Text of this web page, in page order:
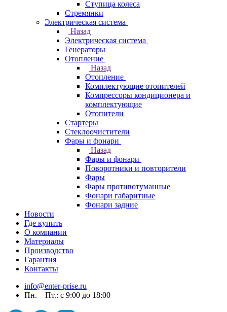
Ступица колеса
Стремянки
Электрическая система
Назад
Электрическая система
Генераторы
Отопление
Назад
Отопление
Комплектующие отопителей
Компрессоры кондиционера и
комплектующие
Отопители
Стартеры
Стеклоочистители
Фары и фонари
Назад
Фары и фонари
Поворотники и повторители
Фары
Фары противотуманные
Фонари габаритные
Фонари задние
Новости
Где купить
О компании
Материалы
Производство
Гарантия
Контакты
info@enter-prise.ru
Пн. – Пт.: с 9:00 до 18:00